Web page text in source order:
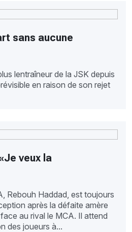
sans aucune
lentraîneur de la JSK depuis
en raison de son rejet
veux la
Rebouh Haddad, est toujours
après la défaite amère
au rival le MCA. Il attend
des joueurs à...